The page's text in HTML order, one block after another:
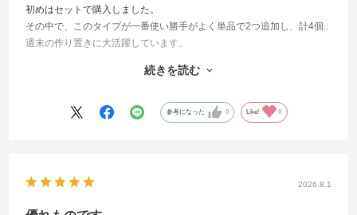
初めはセットで購入しました。
その中で、このタイプが一番使い勝手がよく単品で2つ追加し、計4個..
週末の作り置きに大活躍しています。
ガラスなので、中身がわかること、におい移りがなく次の物が入れら
今、使っている保存容器はほぼこのシリーズです。
続きを読む
参考になった 0 Like! 0
2026.8.1